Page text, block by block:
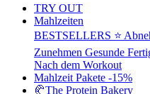
TRY OUT
Mahlzeiten
BESTSELLERS ⭐
Zunehmen Gesunde
Nach dem Workout
Mahlzeit Pakete -15%
🥐The Protein Bakery